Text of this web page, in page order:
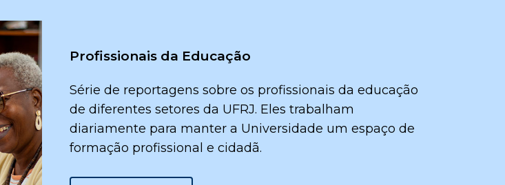
Profissionais da Educação
Série de reportagens sobre os profissionais da educação
de diferentes setores da UFRJ. Eles trabalham
diariamente para manter a Universidade um espaço de
formação profissional e cidadã.